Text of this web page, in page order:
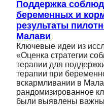
Поддержка
беременных и
результаты
Малави
Ключевые идеи из
«Оценка стратегии
терапии для
терапии при
вскармливании в
рандомизированное
были выявлены